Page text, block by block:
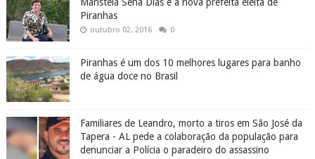
Piranhas
outubro 02, 2016 0
Piranhas é um dos 10 melhores lugares para banho
de água doce no Brasil
Familiares de Leandro, morto a tiros em São José da
Tapera - AL pede a colaboração da população para
denunciar a Polícia o paradeiro do assassino